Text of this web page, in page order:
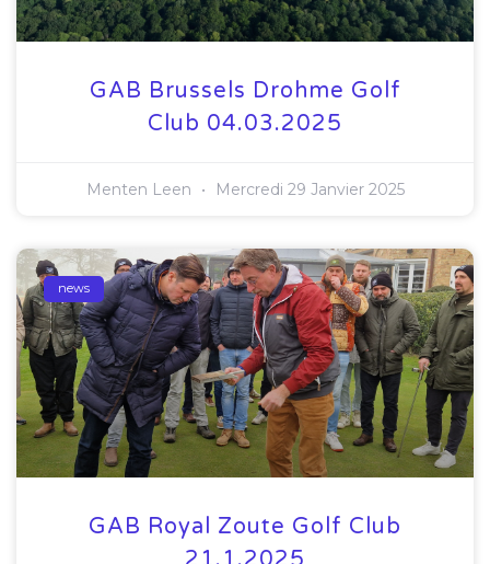
GAB Brussels Drohme Golf
Club 04.03.2025
Menten Leen Mercredi 29 Janvier 2025
news
GAB Royal Zoute Golf Club